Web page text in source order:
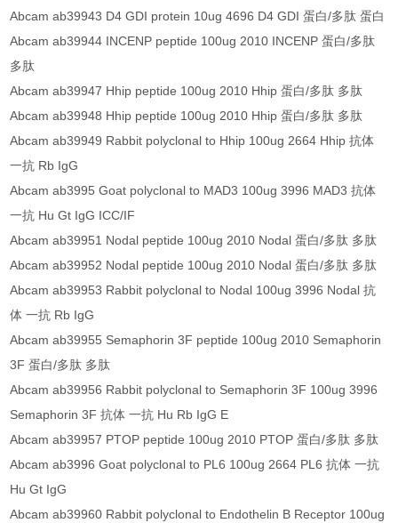
Abcam ab39943 D4 GDI protein 10ug 4696 D4 GDI 蛋白/多肽 蛋白
Abcam ab39944 INCENP peptide 100ug 2010 INCENP 蛋白/多肽
多肽
Abcam ab39947 Hhip peptide 100ug 2010 Hhip 蛋白/多肽 多肽
Abcam ab39948 Hhip peptide 100ug 2010 Hhip 蛋白/多肽 多肽
Abcam ab39949 Rabbit polyclonal to Hhip 100ug 2664 Hhip 抗体
一抗 Rb IgG
Abcam ab3995 Goat polyclonal to MAD3 100ug 3996 MAD3 抗体
一抗 Hu Gt IgG ICC/IF
Abcam ab39951 Nodal peptide 100ug 2010 Nodal 蛋白/多肽 多肽
Abcam ab39952 Nodal peptide 100ug 2010 Nodal 蛋白/多肽 多肽
Abcam ab39953 Rabbit polyclonal to Nodal 100ug 3996 Nodal 抗
体 一抗 Rb IgG
Abcam ab39955 Semaphorin 3F peptide 100ug 2010 Semaphorin
3F 蛋白/多肽 多肽
Abcam ab39956 Rabbit polyclonal to Semaphorin 3F 100ug 3996
Semaphorin 3F 抗体 一抗 Hu Rb IgG E
Abcam ab39957 PTOP peptide 100ug 2010 PTOP 蛋白/多肽 多肽
Abcam ab3996 Goat polyclonal to PL6 100ug 2664 PL6 抗体 一抗
Hu Gt IgG
Abcam ab39960 Rabbit polyclonal to Endothelin B Receptor 100ug